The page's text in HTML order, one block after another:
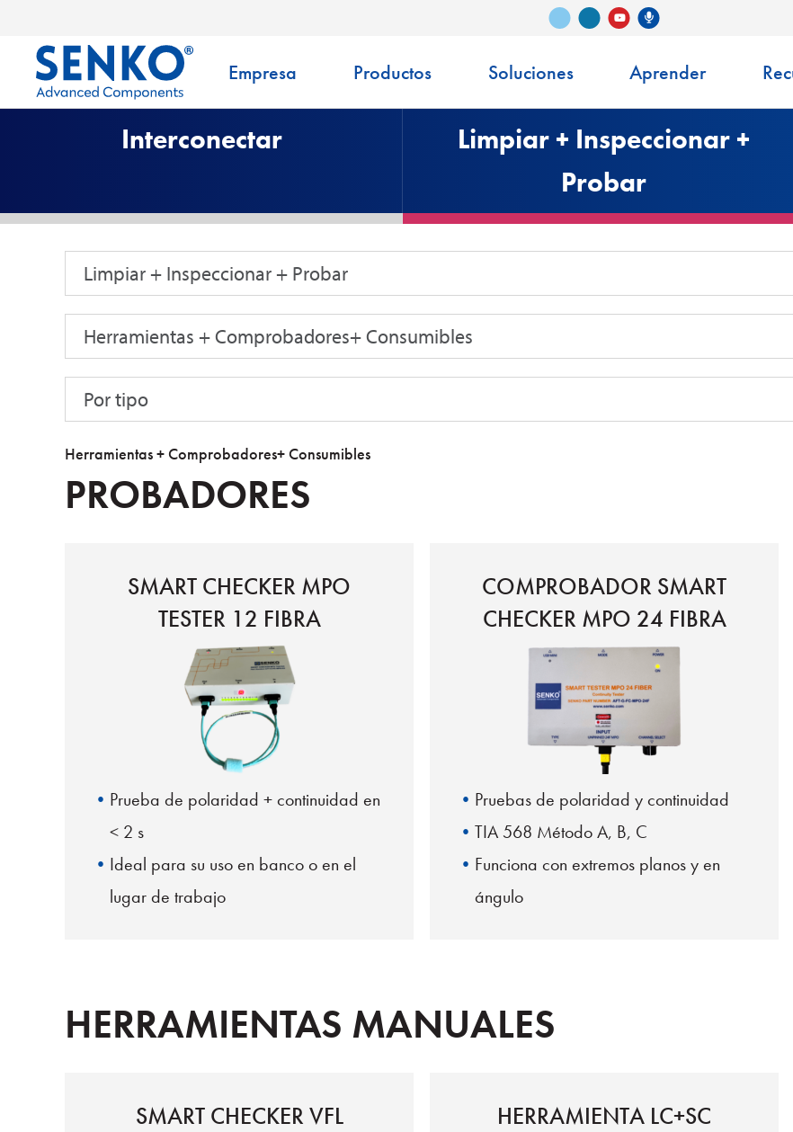
Vimeo LinkedInYouTubePodcast de Senko
Empresa Productos Soluciones Aprender
Interconectar
Limpiar + Inspeccionar +
Probar
Limpiar + Inspeccionar + Probar
Herramientas + Comprobadores+ Consumibles
Por tipo
Herramientas + Comprobadores+ Consumibles
PROBADORES
SMART CHECKER MPO
TESTER 12 FIBRA
Prueba de polaridad + continuidad en
< 2 s
Ideal para su uso en banco o en el
lugar de trabajo
COMPROBADOR SMART
CHECKER MPO 24 FIBRA
Pruebas de polaridad y continuidad
TIA 568 Método A, B, C
Funciona con extremos planos y en
ángulo
HERRAMIENTAS MANUALES
SMART CHECKER VFL
HERRAMIENTA LC+SC